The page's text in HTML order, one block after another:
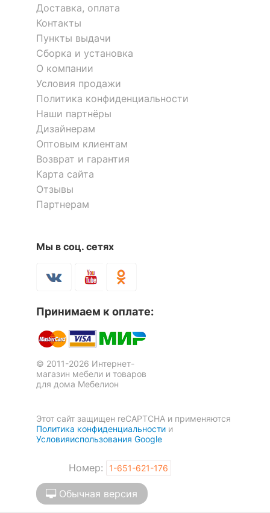
КОМПЛЕКТАЦИЯ
Компоненты,
входящие в
комплект
Количество сидячих
мест
ОСОБЕННОСТИ ПРИМЕНЕНИЯ
Рекомендуемые
помещения
Масса брутто, кг
Скрыть
Доставка, оплата
Контакты
Пункты выдачи
Сборка и установка
О компании
Условия продажи
Политика конфиденциальности
Наши партнёры
Дизайнерам
Оптовым клиентам
Возврат и гарантия
Карта сайта
Отзывы
Партнерам
Мы в соц. сетях
Принимаем к оплате:
© 2011-2026 Интернет-
магазин мебели и товаров
для дома Мебелион
Этот сайт защищен reCAPTCHA и применяются
Политика конфиденциальности и
Условияиспользования Google
Номер: 1-651-621-176
Обычная версия